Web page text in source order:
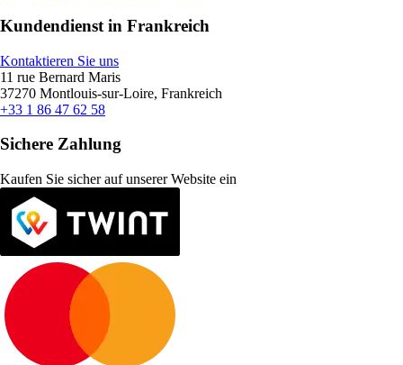
Kundendienst in Frankreich
Kontaktieren Sie uns
11 rue Bernard Maris
37270 Montlouis-sur-Loire, Frankreich
+33 1 86 47 62 58
Sichere Zahlung
Kaufen Sie sicher auf unserer Website ein